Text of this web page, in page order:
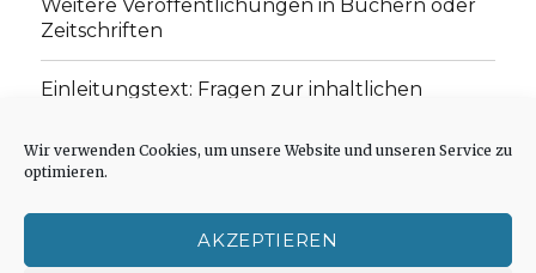
Wir verwenden Cookies, um unsere Website und unseren Service zu
optimieren.
AKZEPTIEREN
Weitere Veröffentlichungen in Büchern oder
Zeitschriften
Einleitungstext: Fragen zur inhaltlichen
„schwachen Glaubens“